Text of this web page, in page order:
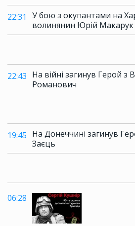
22:31
У бою з окупантами на
волинянин Юрій Макарук
22:43 На війні загинув Герой з
Романович
19:45 На Донеччині загинув
Заєць
06:28